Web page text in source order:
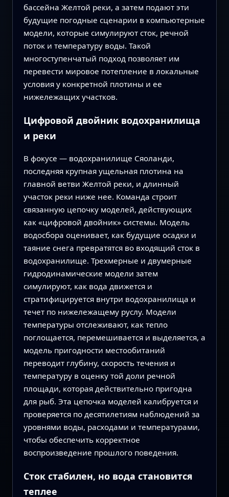
бассейна Желтой реки, а затем подают эти
будущие погодные сценарии в компьютерные
модели, которые симулируют сток, речной
поток и температуру воды. Такой
многоступенчатый подход позволяет им
перевести мировое потепление в локальные
условия у конкретной плотины и ее
нижележащих участков.
Цифровой двойник водохранилища
и реки
В фокусе — водохранилище Сяоланди,
последняя крупная ущельная плотина на
главной ветви Желтой реки, и длинный
участок реки ниже нее. Команда строит
связанную цепочку моделей, действующих
как «цифровой двойник» системы. Модель
водосбора оценивает, как будущие осадки и
таяние снега превратятся во входящий сток в
водохранилище. Трехмерные и двумерные
гидродинамические модели затем
симулируют, как вода движется и
стратифицируется внутри водохранилища и
течет по нижележащему руслу. Модели
температуры отслеживают, как тепло
поглощается, перемешивается и выделяется, а
модель пригодности местообитаний
переводит глубину, скорость течения и
температуру в оценку той доли речной
площади, которая действительно пригодна
для рыб. Эта цепочка моделей калибруется и
проверяется по десятилетиям наблюдений за
уровнями воды, расходами и температурами,
чтобы обеспечить корректное
воспроизведение прошлого поведения.
Сток стабилен, но вода становится
теплее